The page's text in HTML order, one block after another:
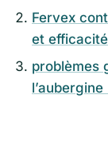
Fervex
et efficacité
problèmes